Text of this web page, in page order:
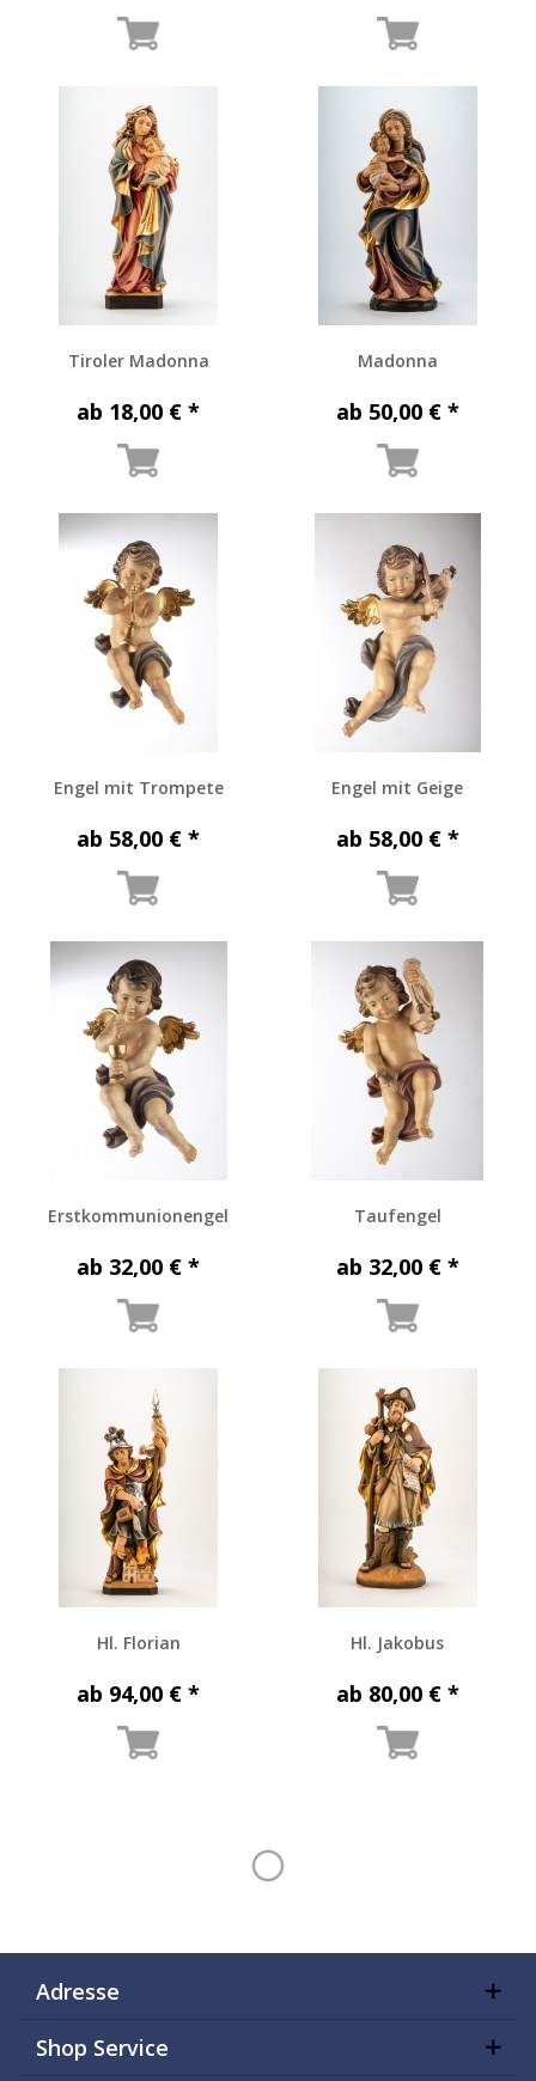
Tiroler Madonna
ab 18,00 € *
Madonna
ab 50,00 € *
Engel mit Trompete
ab 58,00 € *
Engel mit Geige
ab 58,00 € *
Erstkommunionengel
ab 32,00 € *
Taufengel
ab 32,00 € *
Hl. Florian
ab 94,00 € *
Hl. Jakobus
ab 80,00 € *
Adresse
Shop Service